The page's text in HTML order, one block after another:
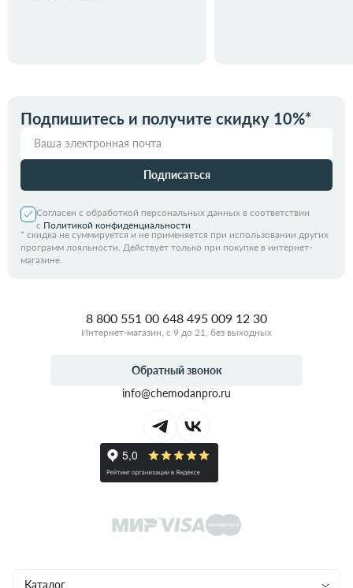
Подпишитесь и получите скидку 10%*
Подписаться
Согласен с обработкой персональных данных в соответствии
с Политикой конфиденциальности
* скидка не суммируется и не применяется при использовании других
программ лояльности. Действует только при покупке в интернет-
магазине.
Каталог
8 800 551 00 648 495 009 12 30
Интернет-магазин, с 9 до 21, без выходных
Обратный звонок
info@chemodanpro.ru